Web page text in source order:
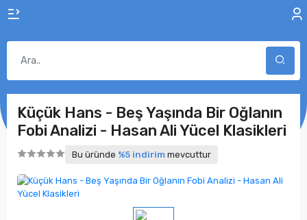
Küçük Hans - Beş Yaşında Bir Oğlanın
Fobi Analizi - Hasan Ali Yücel Klasikleri
Bu üründe %5 indirim mevcuttur